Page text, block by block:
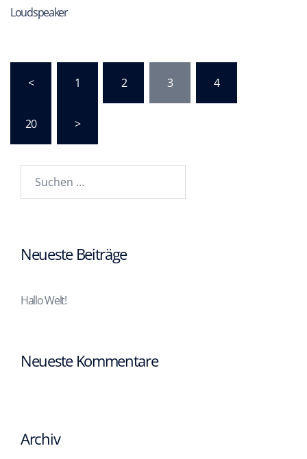
Loudspeaker
< 1 2 3 4
20 >
Neueste Beiträge
Hallo Welt!
Neueste Kommentare
Archiv